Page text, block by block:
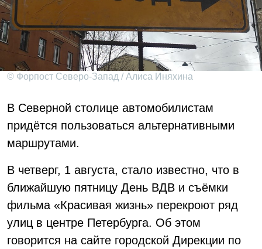
© Форпост Северо-Запад / Алиса Иняхина
В Северной столице автомобилистам
придётся пользоваться альтернативными
маршрутами.
В четверг, 1 августа, стало известно, что в
ближайшую пятницу День ВДВ и съёмки
фильма «Красивая жизнь» перекроют ряд
улиц в центре Петербурга. Об этом
говорится на сайте городской Дирекции по